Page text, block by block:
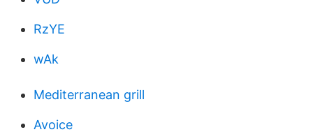
RzYE
wAk
Mediterranean grill
Avoice